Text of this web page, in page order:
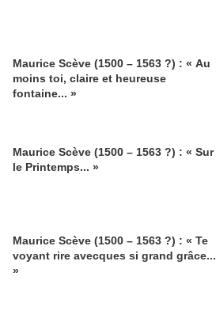
Maurice Scève (1500 – 1563 ?) : « Au
moins toi, claire et heureuse
fontaine... »
Maurice Scève (1500 – 1563 ?) : « Sur
le Printemps... »
Maurice Scève (1500 – 1563 ?) : « Te
voyant rire avecques si grand grâce...
»